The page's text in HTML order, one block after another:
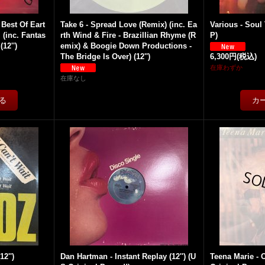
Of Eart
(inc. Fantas
Take 6 - Spread Love (Remix) (inc. Ea
rth Wind & Fire - Brazillian Rhyme (R
emix) & Boogie Down Productions -
The Bridge Is Over) (12'')
在庫なし
Various - Soul
P)
6,300円(税込)
在庫わずか
Dan Hartman - Instant Replay (12'') (U
Teena Marie -